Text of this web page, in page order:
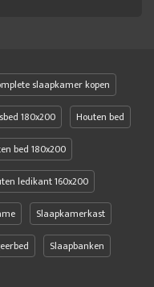
slaapkamer kopen
180x200
Houten bed
bed 180x200
ledikant 160x200
Slaapkamerkast
Slaapbanken